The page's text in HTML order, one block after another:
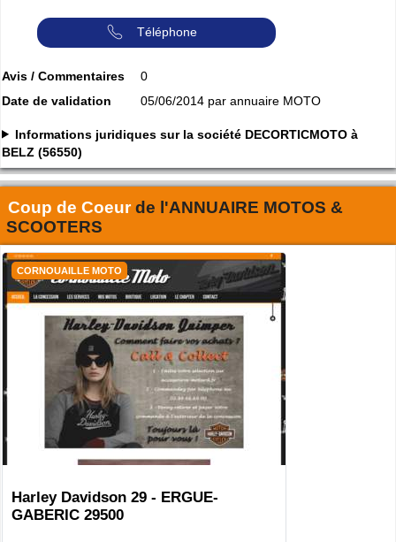
Téléphone
Avis / Commentaires
0
Date de validation
05/06/2014 par annuaire MOTO
Informations juridiques sur la société DECORTICMOTO à
BELZ (56550)
Coup de Coeurde l'ANNUAIRE MOTOS &
SCOOTERS
CORNOUAILLE MOTO
Harley Davidson 29 - ERGUE-
GABERIC 29500